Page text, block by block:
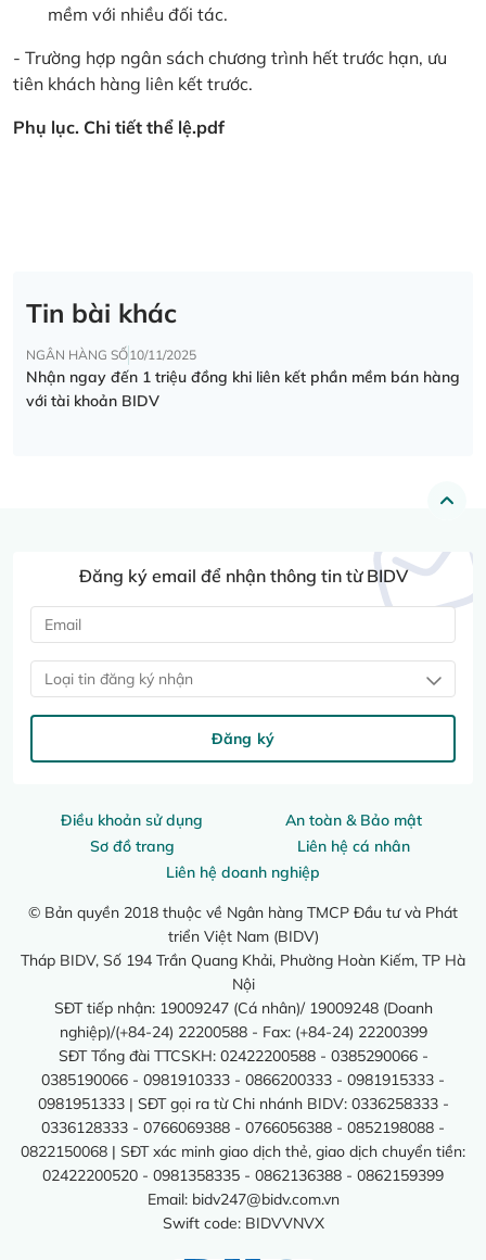
mềm với nhiều đối tác.
- Trường hợp ngân sách chương trình hết trước hạn, ưu
tiên khách hàng liên kết trước.
Phụ lục. Chi tiết thể lệ.pdf
Tin bài khác
NGÂN HÀNG SỐ10/11/2025
Nhận ngay đến 1 triệu đồng khi liên kết phần mềm bán hàng
với tài khoản BIDV
Điều khoản sử dụng
An toàn & Bảo mật
Sơ đồ trang
Liên hệ cá nhân
Liên hệ doanh nghiệp
© Bản quyền 2018 thuộc về Ngân hàng TMCP Đầu tư và Phát
triển Việt Nam (BIDV)
Tháp BIDV, Số 194 Trần Quang Khải, Phường Hoàn Kiếm, TP Hà
Nội
SĐT tiếp nhận: 19009247 (Cá nhân)/ 19009248 (Doanh
nghiệp)/(+84-24) 22200588 - Fax: (+84-24) 22200399
SĐT Tổng đài TTCSKH: 02422200588 - 0385290066 -
0385190066 - 0981910333 - 0866200333 - 0981915333 -
0981951333 | SĐT gọi ra từ Chi nhánh BIDV: 0336258333 -
0336128333 - 0766069388 - 0766056388 - 0852198088 -
0822150068 | SĐT xác minh giao dịch thẻ, giao dịch chuyển tiền:
02422200520 - 0981358335 - 0862136388 - 0862159399
Email: bidv247@bidv.com.vn
Swift code: BIDVVNVX
Đăng ký email để nhận thông tin từ BIDV
Loại tin đăng ký nhận
Đăng ký